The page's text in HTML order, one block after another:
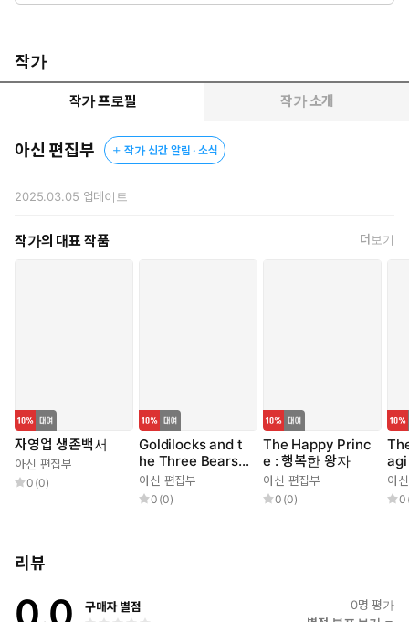
작가
작가 프로필 작가 소개
아신 편집부 작가 신간 알림 · 소식
2025.03.05 업데이트
작가의 대표 작품 더보기
자영업 생존백서
아신 편집부
0 (0)
Goldilocks and t
he Three Bears :
골디락스와 곰 세
마리
아신 편집부
0 (0)
The Happy Princ
e : 행복한 왕자
아신 편집부
0 (0)
agi
선
아
0
리뷰
구매자 별점 0명 평가